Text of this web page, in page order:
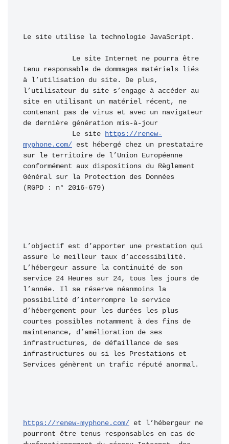
Le site utilise la technologie JavaScript.
tenu responsable de dommages matériels liés
à l’utilisation du site. De plus,
l’utilisateur du site s’engage à accéder au
site en utilisant un matériel récent, ne
contenant pas de virus et avec un navigateur
de dernière génération mis-à-jour
            Le site
https://renew-
myphone.com/ est hébergé chez un prestataire
sur le territoire de l’Union Européenne
conformément aux dispositions du Règlement
Général sur la Protection des Données
(RGPD : n° 2016-679)
L’objectif est d’apporter une prestation qui
assure le meilleur taux d’accessibilité.
L’hébergeur assure la continuité de son
service 24 Heures sur 24, tous les jours de
l’année. Il se réserve néanmoins la
possibilité d’interrompre le service
d’hébergement pour les durées les plus
courtes possibles notamment à des fins de
maintenance, d’amélioration de ses
infrastructures, de défaillance de ses
infrastructures ou si les Prestations et
Services génèrent un trafic réputé anormal.
https://renew-myphone.com/ et l’hébergeur ne
pourront être tenus responsables en cas de